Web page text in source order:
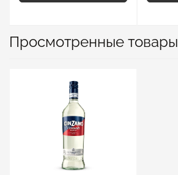
Просмотренные товары